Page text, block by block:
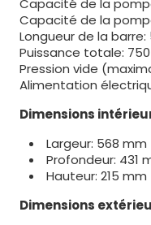
Capacité de la
Capacité de la
Longueur de la
Puissance totale:
Pression vide
Alimentation
Dimensions
Largeur: 568 mm
Profondeur: 431
Hauteur: 215 mm
Dimensions